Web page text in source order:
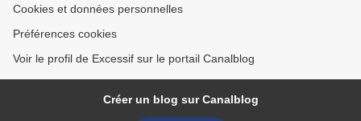
Cookies et données personnelles
Préférences cookies
Voir le profil de Excessif sur le portail Canalblog
Créer un blog sur Canalblog